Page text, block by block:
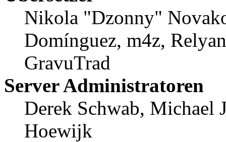
Nikola "Dzonny"
Domínguez, m4z,
GravuTrad
Server Administratoren
Derek Schwab, Michael
Hoewijk